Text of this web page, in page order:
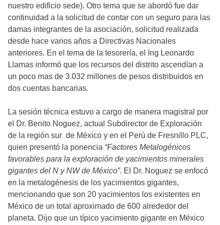
nuestro edificio sede). Otro tema que se abordó fue dar
continuidad a la solicitud de contar con un seguro para las
damas integrantes de la asociación, solicitud realizada
desde hace varios años a Directivas Nacionales
anteriores. En el tema de la tesorería, el Ing Leonardo
Llamas informó que los recursos del distrito ascendían a
un poco mas de 3.032 millones de pesos distribuidos en
dos cuentas bancarias.
La sesión técnica estuvo a cargo de manera magistral por
el Dr. Benito Noguez, actual Subdirector de Exploración
de la región sur de México y en el Perú de Fresnillo PLC,
quien presentó la ponencia “Factores Metalogénicos
favorables para la exploración de yacimientos minerales
gigantes del N y NW de México”. El Dr. Noguez se enfocó
en la metalogénesis de los yacimientos gigantes,
mencionando que son 20 yacimientos los existentes en
México de un total aproximado de 600 alrededor del
planeta. Dijo que un típico yacimiento gigante en México